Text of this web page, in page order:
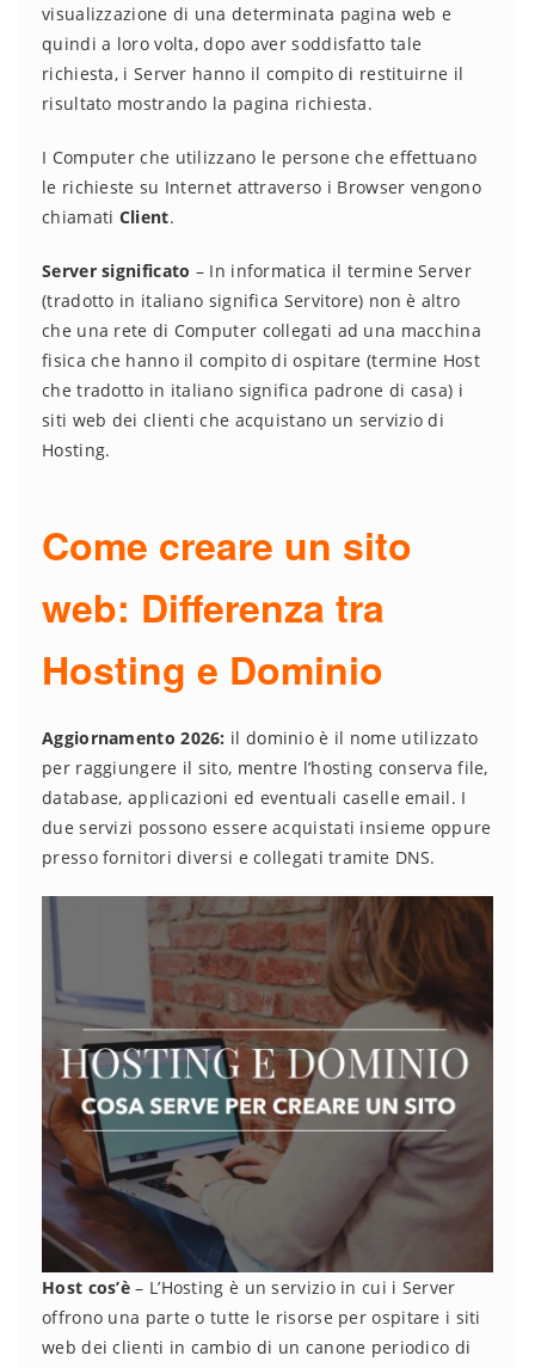
visualizzazione di una determinata pagina web e
quindi a loro volta, dopo aver soddisfatto tale
richiesta, i Server hanno il compito di restituirne il
risultato mostrando la pagina richiesta.
I Computer che utilizzano le persone che effettuano
le richieste su Internet attraverso i Browser vengono
chiamati Client.
Server significato – In informatica il termine Server
(tradotto in italiano significa Servitore) non è altro
che una rete di Computer collegati ad una macchina
fisica che hanno il compito di ospitare (termine Host
che tradotto in italiano significa padrone di casa) i
siti web dei clienti che acquistano un servizio di
Hosting.
Come creare un sito
web: Differenza tra
Hosting e Dominio
Aggiornamento 2026: il dominio è il nome utilizzato
per raggiungere il sito, mentre l’hosting conserva file,
database, applicazioni ed eventuali caselle email. I
due servizi possono essere acquistati insieme oppure
presso fornitori diversi e collegati tramite DNS.
Host cos’è – L’Hosting è un servizio in cui i Server
offrono una parte o tutte le risorse per ospitare i siti
web dei clienti in cambio di un canone periodico di